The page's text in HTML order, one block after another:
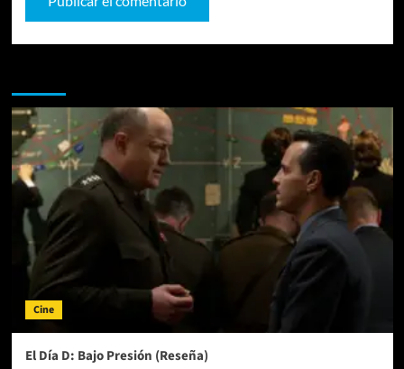
Cine
El Día D: Bajo Presión (Reseña)